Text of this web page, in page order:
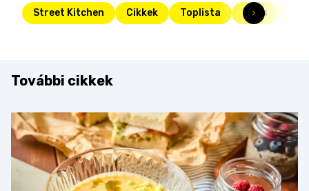
Street Kitchen Cikkek Toplista Friss
További cikkek